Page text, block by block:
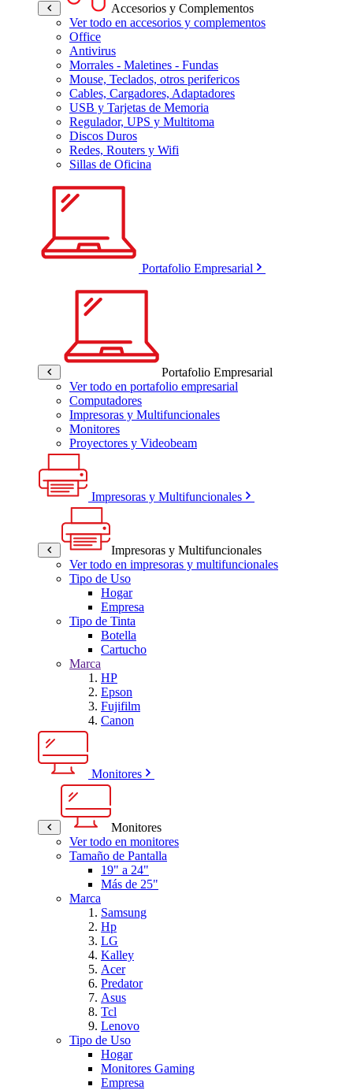
Accesorios y Complementos
Ver todo en accesorios y complementos
Office
Antivirus
Morrales - Maletines - Fundas
Mouse, Teclados, otros perifericos
Cables, Cargadores, Adaptadores
USB y Tarjetas de Memoria
Regulador, UPS y Multitoma
Discos Duros
Redes, Routers y Wifi
Sillas de Oficina
Portafolio Empresarial
Portafolio Empresarial
Ver todo en portafolio empresarial
Computadores
Impresoras y Multifuncionales
Monitores
Proyectores y Videobeam
Impresoras y Multifuncionales
Impresoras y Multifuncionales
Ver todo en impresoras y multifuncionales
Tipo de Uso
Hogar
Empresa
Tipo de Tinta
Botella
Cartucho
Marca
HP
Epson
Fujifilm
Canon
Monitores
Monitores
Ver todo en monitores
Tamaño de Pantalla
19" a 24"
Más de 25"
Marca
Samsung
Hp
LG
Kalley
Acer
Predator
Asus
Tcl
Lenovo
Tipo de Uso
Hogar
Monitores Gaming
Empresa